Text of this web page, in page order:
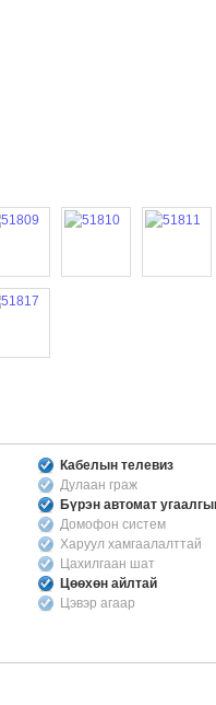
Кабелын телевиз
Дулаан граж
Бүрэн автомат
Домофон систем
Харуул хамгаалалттай
Цахилгаан шат
Цөөхөн айлтай
Цэвэр агаар